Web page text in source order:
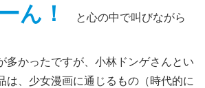
ん！
と心の中で叫びながら
多かったですが、小林ドンゲさんとい
は、少女漫画に通じるもの（時代的に